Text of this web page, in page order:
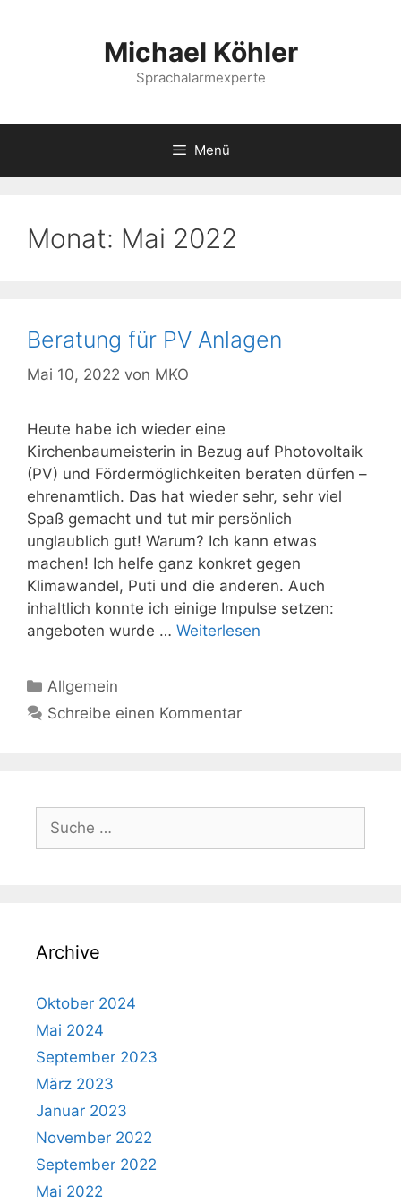
Michael Köhler
Sprachalarmexperte
Menü
Monat: Mai 2022
Beratung für PV Anlagen
Mai 10, 2022 von MKO
Heute habe ich wieder eine
Kirchenbaumeisterin in Bezug auf Photovoltaik
(PV) und Fördermöglichkeiten beraten dürfen –
ehrenamtlich. Das hat wieder sehr, sehr viel
Spaß gemacht und tut mir persönlich
unglaublich gut! Warum? Ich kann etwas
machen! Ich helfe ganz konkret gegen
Klimawandel, Puti und die anderen. Auch
inhaltlich konnte ich einige Impulse setzen:
angeboten wurde … Weiterlesen
Kategorien
Allgemein
Schreibe einen Kommentar
nach:
Archive
Oktober 2024
Mai 2024
September 2023
März 2023
Januar 2023
November 2022
September 2022
Mai 2022